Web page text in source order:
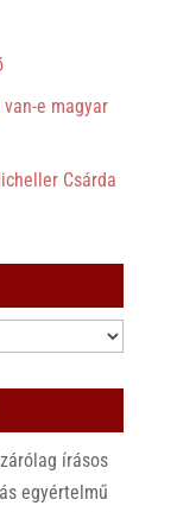
e magyar
Csárda
írásos
egyértelmű